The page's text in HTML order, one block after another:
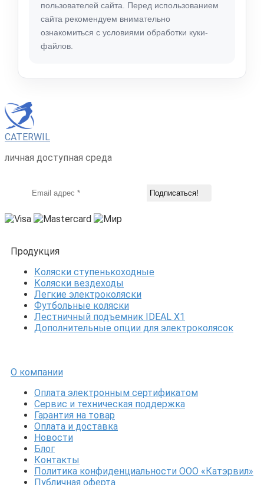
пользователей сайта. Перед использованием
сайта рекомендуем внимательно
ознакомиться с условиями обработки куки-
файлов.
CATERWIL
личная доступная среда
Продукция
Коляски ступенькоходные
Коляски вездеходы
Легкие электроколяски
Футбольные коляски
Лестничный подъемник IDEAL X1
Дополнительные опции для электроколясок
О компании
Оплата электронным сертификатом
Сервис и техническая поддержка
Гарантия на товар
Оплата и доставка
Новости
Блог
Контакты
Политика конфиденциальности ООО «Катэрвил»
Публичная оферта